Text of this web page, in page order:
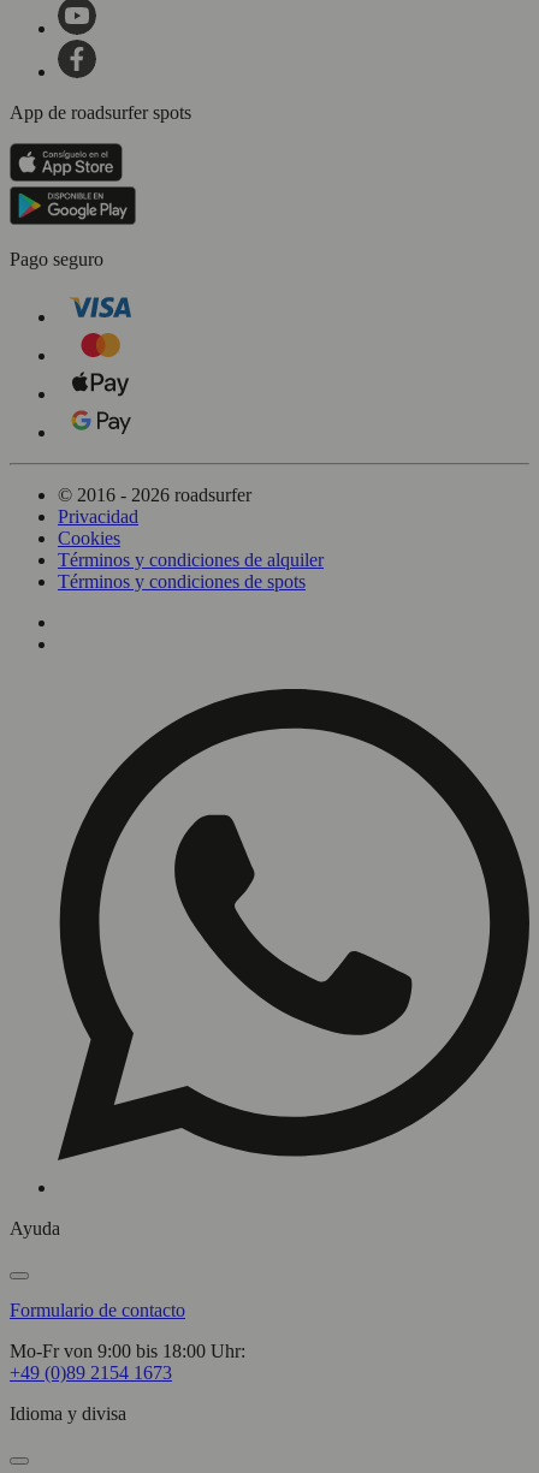
App de roadsurfer spots
Pago seguro
© 2016 - 2026 roadsurfer
Privacidad
Cookies
Términos y condiciones de alquiler
Términos y condiciones de spots
Ayuda
Formulario de contacto
Mo-Fr von 9:00 bis 18:00 Uhr:
+49 (0)89 2154 1673
Idioma y divisa